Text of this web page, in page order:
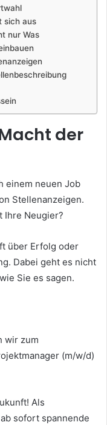
sich aus
nur Was
der
einem neuen Job
Stellenanzeigen.
Ihre Neugier?
über Erfolg oder
Dabei geht es nicht
Sie es sagen.
wir zum
(m/w/d)
Als
sofort spannende